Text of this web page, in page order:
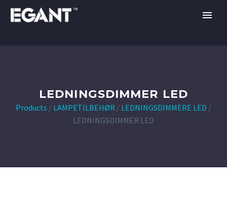
LEDNINGSDIMMER LED
Products / LAMPETILBEHØR / LEDNINGSDIMMERE LED /
LEDNINGSDIMMER LED